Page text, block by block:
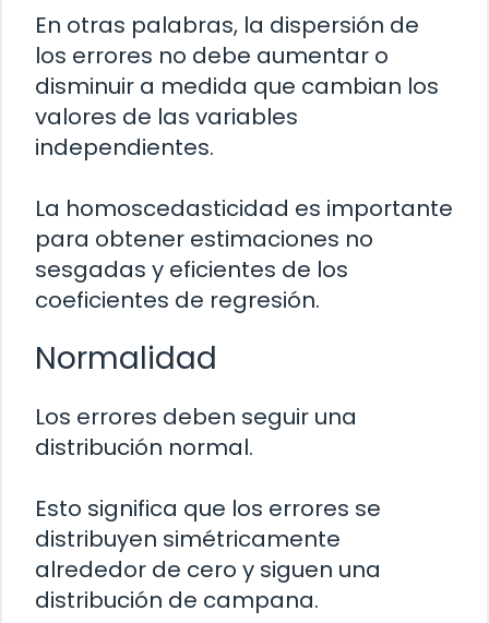
En otras palabras, la dispersión de
los errores no debe aumentar o
disminuir a medida que cambian los
valores de las variables
independientes.
La homoscedasticidad es importante
para obtener estimaciones no
sesgadas y eficientes de los
coeficientes de regresión.
Normalidad
Los errores deben seguir una
distribución normal.
Esto significa que los errores se
distribuyen simétricamente
alrededor de cero y siguen una
distribución de campana.